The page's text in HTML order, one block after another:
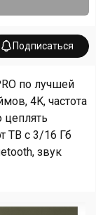
Подписаться
по лучшей
4K, частота
ТВ с 3/16 Гб
звук